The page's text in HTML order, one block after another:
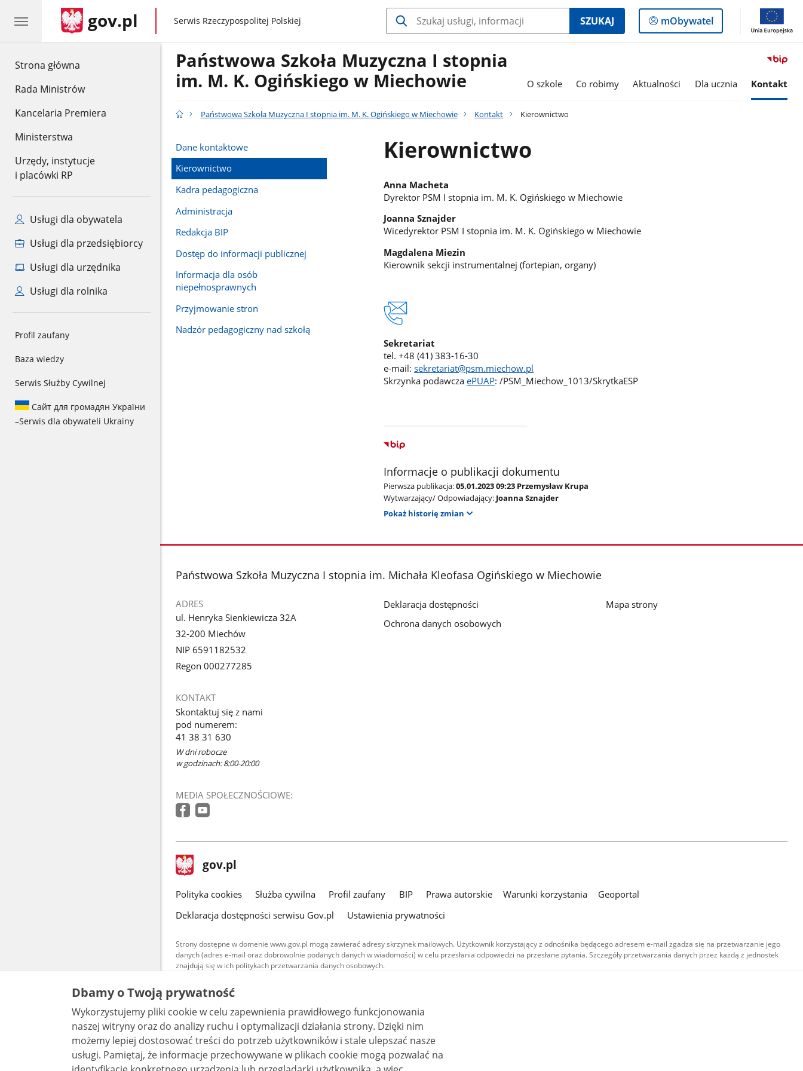
Strona główna
Rada Ministrów
Kancelaria Premiera
Ministerstwa
Urzędy, instytucje
i placówki RP
Usługi dla obywatela
Usługi dla przedsiębiorcy
Usługi dla urzędnika
Usługi dla rolnika
Profil zaufany
Baza wiedzy
Serwis Służby Cywilnej
Сайт для громадян України
–Serwis dla obywateli Ukrainy
gov.pl gov.pl
Serwis Rzeczypospolitej Polskiej SZUKAJ
Logowanie
do
mObywatel
Państwowa Szkoła Muzyczna I stopnia
im. M. K. Ogińskiego w Miechowie
O szkole Co robimy Aktualności Dla ucznia Kontakt
Państwowa Szkoła Muzyczna I stopnia im. M. K. Ogińskiego w Miechowie Kontakt Kierownictwo
Dane kontaktowe
Kierownictwo
Kadra pedagogiczna
Administracja
Redakcja BIP
Dostęp do informacji publicznej
Informacja dla osób
niepełnosprawnych
Przyjmowanie stron
Nadzór pedagogiczny nad szkołą
Kierownictwo
Anna Macheta
Dyrektor PSM I stopnia im. M. K. Ogińskiego w Miechowie
Joanna Sznajder
Wicedyrektor PSM I stopnia im. M. K. Ogińskiego w Miechowie
Magdalena Miezin
Kierownik sekcji instrumentalnej (fortepian, organy)
Sekretariat
tel. +48 (41) 383-16-30
e-mail:sekretariat@psm.miechow.pl
Skrzynka podawczaePUAP: /PSM_Miechow_1013/SkrytkaESP
Informacje o publikacji dokumentu
Pierwsza publikacja:05.01.2023 09:23 Przemysław Krupa
Wytwarzający/ Odpowiadający: Joanna Sznajder
Pokaż historię zmian
stopka
Państwowa Szkoła Muzyczna I stopnia im. Michała Kleofasa Ogińskiego w Miechowie
ADRES
ul. Henryka Sienkiewicza 32A
32-200 Miechów
NIP 6591182532
Regon 000277285
KONTAKT
Skontaktuj się z nami
pod numerem:
41 38 31 630
W dni robocze
w godzinach: 8:00-20:00
MEDIA SPOŁECZNOŚCIOWE:
Deklaracja dostępności
Ochrona danych osobowych
Mapa strony
stopka
gov.pl Strona
gov.pl
gov.pl
Polityka cookies Służba cywilna Profil zaufany BIP Prawa autorskie Warunki korzystania
Geoportal
Deklaracja dostępności serwisu Gov.pl
Ustawienia prywatności
Strony dostępne w domenie www.gov.pl mogą zawierać adresy skrzynek mailowych. Użytkownik korzystający z odnośnika będącego adresem e-mail zgadza się na przetwarzanie jego
danych (adres e-mail oraz dobrowolnie podanych danych w wiadomości) w celu przesłania odpowiedzi na przesłane pytania. Szczegóły przetwarzania danych przez każdą z jednostek
znajdują się w ich politykach przetwarzania danych osobowych.
Treści tekstowe publikowane w serwisie (z wyłączeniem treści audiowizualnych), są
udostępniane na licencji typu Creative Commons: uznanie autorstwa - na tych samych
warunkach 4.0 (CC BY-SA 4.0). Materiały audiowizualne, w tym zdjęcia, materiały audio i wideo,
są udostępniane na licencji typu Creative Commons: uznanie autorstwa użycie niekomercyjne -
bez utworów zależnych 4.0 (CC BY-NC-ND 4.0), o ile nie jest to stwierdzone inaczej.
Dbamy o Twoją prywatność
Wykorzystujemy pliki cookie w celu zapewnienia prawidłowego funkcjonowania
naszej witryny oraz do analizy ruchu i optymalizacji działania strony. Dzięki nim
możemy lepiej dostosować treści do potrzeb użytkowników i stale ulepszać nasze
usługi. Pamiętaj, że informacje przechowywane w plikach cookie mogą pozwalać na